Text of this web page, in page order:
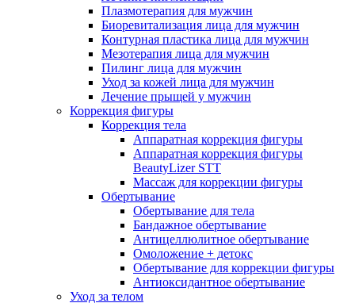
Плазмотерапия для мужчин
Биоревитализация лица для мужчин
Контурная пластика лица для мужчин
Мезотерапия лица для мужчин
Пилинг лица для мужчин
Уход за кожей лица для мужчин
Лечение прыщей у мужчин
Коррекция фигуры
Коррекция тела
Аппаратная коррекция фигуры
Аппаратная коррекция фигуры
BeautyLizer STT
Массаж для коррекции фигуры
Обертывание
Обертывание для тела
Бандажное обертывание
Антицеллюлитное обертывание
Омоложение + детокс
Обертывание для коррекции фигуры
Антиоксидантное обертывание
Уход за телом